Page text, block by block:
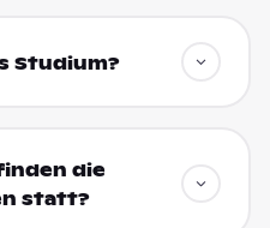
Studium?
die
statt?